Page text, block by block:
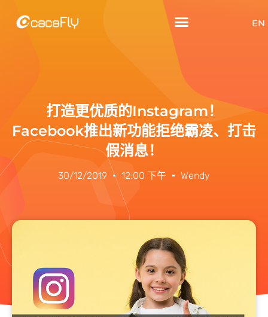
EN
打造更优质的Instagram！
Facebook推出新功能拒绝霸凌、打击
假消息！
30/12/2019 12:00 下午 Wendy